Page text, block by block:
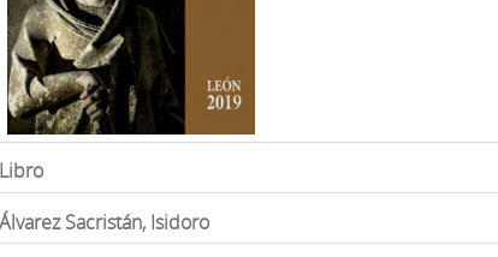
Libro
Álvarez Sacristán, Isidoro